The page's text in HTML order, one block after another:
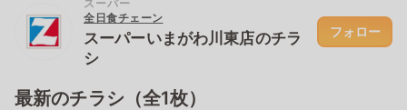
スーパー
全日食チェーン
スーパーいまがわ川東店のチラ
シ
フォロー
最新のチラシ（全1枚）